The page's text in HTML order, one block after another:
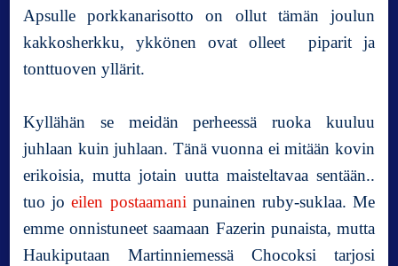
Apsulle porkkanarisotto on ollut tämän joulun
kakkosherkku, ykkönen ovat olleet piparit ja
tonttuoven yllärit.
Kyllähän se meidän perheessä ruoka kuuluu
juhlaan kuin juhlaan. Tänä vuonna ei mitään kovin
erikoisia, mutta jotain uutta maisteltavaa sentään..
tuo joeilen postaamanipunainen ruby-suklaa. Me
emme onnistuneet saamaan Fazerin punaista, mutta
Haukiputaan Martinniemessä Chocoksi tarjosi